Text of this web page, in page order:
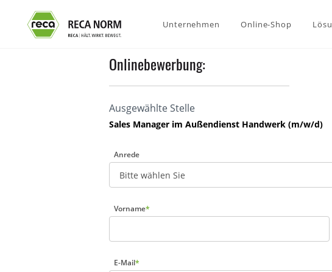
Unternehmen Online-Shop
Onlinebewerbung:
Ausgewählte Stelle
Sales Manager im Außendienst Handwerk (m/w/d)
Anrede
Vorname*
E-Mail*